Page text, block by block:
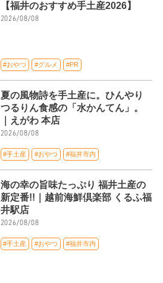
【福井のおすすめ手土産2026】
2026/08/08
#おやつ #グルメ #PR
夏の風物詩を手土産に。ひんやり
つるりん食感の「水かんてん」。
｜えがわ 本店
2026/08/08
#手土産 #おやつ #福井市内
海の幸の旨味たっぷり 福井土産の
新定番!!｜越前海鮮倶楽部 くるふ福
井駅店
2026/08/08
#手土産 #おやつ #福井市内